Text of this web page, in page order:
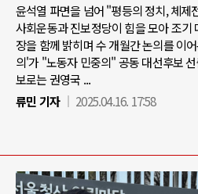
윤석열 파면을 넘어 "평등의 정치, 체제
사회운동과 진보정당이 힘을 모아 조기
장을 함께 밝히며 수 개월간 논의를 이
의'가 "노동자 민중의" 공동 대선후보
보로는 권영국 ...
류민 기자
2025.04.16. 17:58